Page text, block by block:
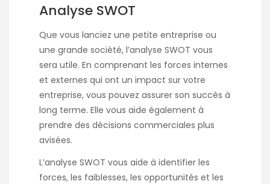
Analyse SWOT
Que vous lanciez une petite entreprise ou
une grande société, l’analyse SWOT vous
sera utile. En comprenant les forces internes
et externes qui ont un impact sur votre
entreprise, vous pouvez assurer son succès à
long terme. Elle vous aide également à
prendre des décisions commerciales plus
avisées.
L’analyse SWOT vous aide à identifier les
forces, les faiblesses, les opportunités et les